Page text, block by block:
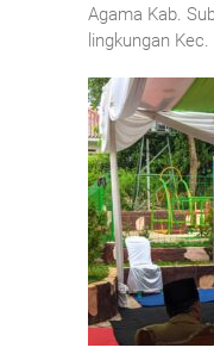
Agama Kab.
lingkungan